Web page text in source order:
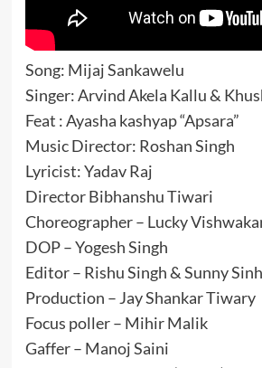
Song: Mijaj Sankawelu
Singer: Arvind Akela Kallu &
Feat : Ayasha kashyap “Apsara”
Music Director: Roshan Singh
Lyricist: Yadav Raj
Director Bibhanshu Tiwari
Choreographer – Lucky
DOP – Yogesh Singh
Editor – Rishu Singh & Sunny
Production – Jay Shankar Tiwary
Focus poller – Mihir Malik
Gaffer – Manoj Saini